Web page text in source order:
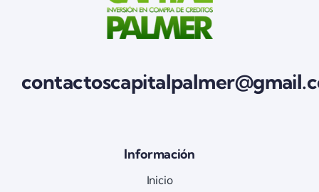
Información
Inicio